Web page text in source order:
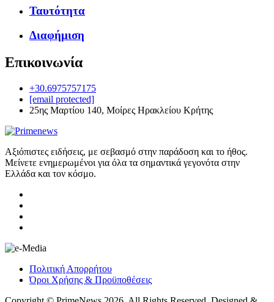
Ταυτότητα
Διαφήμιση
Επικοινωνία
+30.6975757175
[email protected]
25ης Μαρτίου 140, Μοίρες Ηρακλείου Κρήτης
Αξιόπιστες ειδήσεις, με σεβασμό στην παράδοση και το ήθος.
Μείνετε ενημερωμένοι για όλα τα σημαντικά γεγονότα στην
Ελλάδα και τον κόσμο.
Πολιτική Απορρήτου
Όροι Χρήσης & Προϋποθέσεις